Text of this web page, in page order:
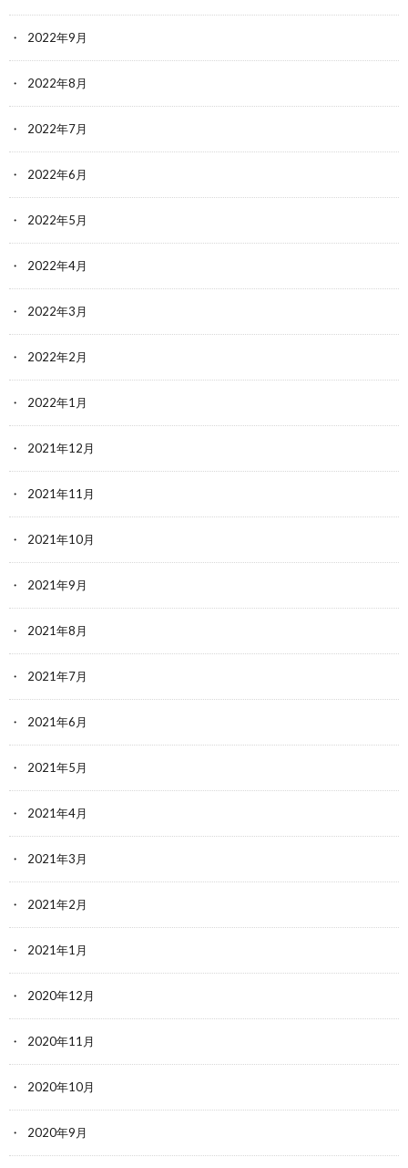
2022年9月
2022年8月
2022年7月
2022年6月
2022年5月
2022年4月
2022年3月
2022年2月
2022年1月
2021年12月
2021年11月
2021年10月
2021年9月
2021年8月
2021年7月
2021年6月
2021年5月
2021年4月
2021年3月
2021年2月
2021年1月
2020年12月
2020年11月
2020年10月
2020年9月